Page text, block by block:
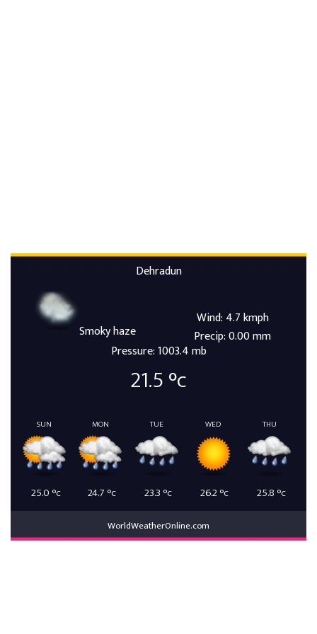
Dehradun
Smoky haze
Wind: 4.7 kmph
Precip: 0.00 mm
Pressure: 1003.4 mb
21.5°c
SUN
25.0 °c
MON
24.7 °c
TUE
23.3 °c
WED
26.2°c
THU
25.8 °c
WorldWeatherOnline.com